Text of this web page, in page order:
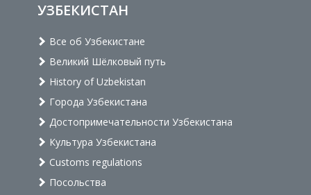
УЗБЕКИСТАН
Все об Узбекистане
Великий Шёлковый путь
History of Uzbekistan
Города Узбекистана
Достопримечательности Узбекистана
Культура Узбекистана
Customs regulations
Посольства